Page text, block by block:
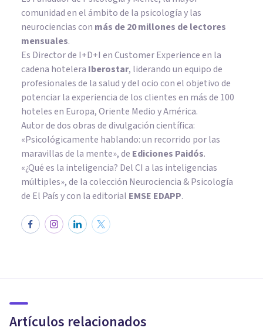
comunidad en el ámbito de la psicología y las
neurociencias con más de 20 millones de lectores
mensuales.
Es Director de I+D+I en Customer Experience en la
cadena hotelera Iberostar, liderando un equipo de
profesionales de la salud y del ocio con el objetivo de
potenciar la experiencia de los clientes en más de 100
hoteles en Europa, Oriente Medio y América.
Autor de dos obras de divulgación científica:
«Psicológicamente hablando: un recorrido por las
maravillas de la mente», de Ediciones Paidós.
«¿Qué es la inteligencia? Del CI a las inteligencias
múltiples», de la colección Neurociencia & Psicología
de El País y con la editorial EMSE EDAPP.
Artículos relacionados
desmontados y explicados